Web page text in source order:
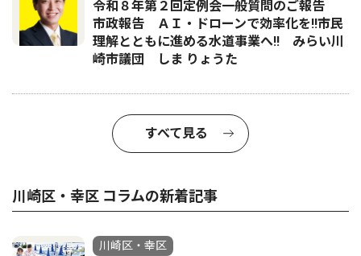
令和８年第２回定例会一般質問のご報告
市政報告 ＡＩ・ドローンで効率化を!!市民
理解とともに進める水道事業へ!! みらい川
崎市議団 しま りょうた
すべて見る
川崎区・幸区 コラムの新着記事
川崎区・幸区